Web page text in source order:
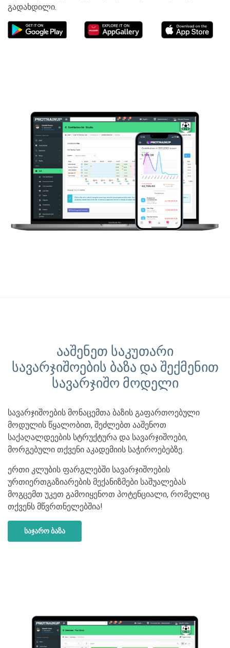
გადახდილი.
ააშენეთ საკუთარი
სავარჯიშოების ბაზა და შექმენით
სავარჯიშო მოდელი
სავარჯიშოების მონაცემთა ბაზის გაფართოებული
მოდულის წყალობით, შეძლებთ ააშენოთ
საქაღალდეების სტრუქტურა და სავარჯიშოები,
მორგებული თქვენი აკადემიის საჭიროებებზე.
ერთი კლუბის ფარგლებში სავარჯიშოების
ურთიერთგაზიარების მექანიზმები საშუალებას
მოგცემთ უკეთ გამოიყენოთ პოტენციალი, რომელიც
თქვენს მწვრთნელებშია!
საჯარო ბაზა